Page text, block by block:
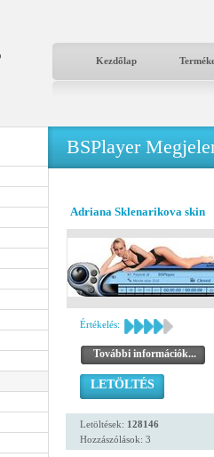
Kezdőlap
BSPlayer
Adriana Sklenarikova skin
Értékelés:
További információk...
LETÖLTÉS
Letöltések: 128146
Hozzászólások: 3